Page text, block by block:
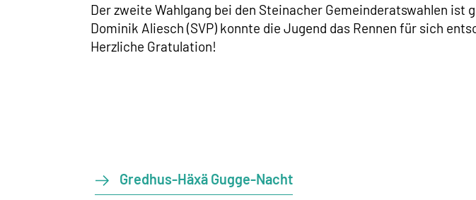
Der zweite Wahlgang bei den Steinacher Gemeinderatswahlen
Dominik Aliesch (SVP) konnte die Jugend das Rennen für sich
Herzliche Gratulation!
Gredhus-Häxä Gugge-Nacht